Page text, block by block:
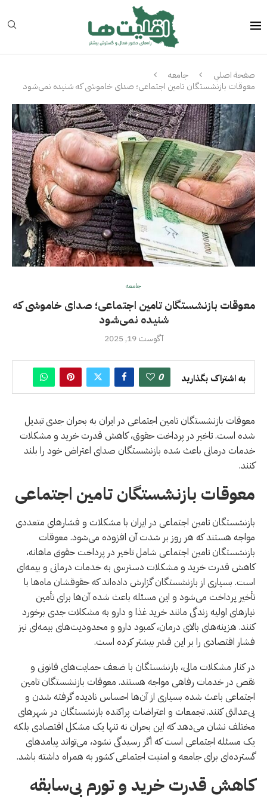
صفحة اصلي
جامعه
معوقات بازنشستگان تامین اجتماعی؛ صدای خاموشی که شنیده نمی‌شود
جامعه
معوقات بازنشستگان تامین اجتماعی؛ صدای خاموشی که
شنیده نمی‌شود
آگوست 19, 2025
به اشتراک بگذارید 0
معوقات بازنشستگان تامین اجتماعی در ایران به بحران جدی تبدیل
شده است. تاخیر در پرداخت حقوق، کاهش قدرت خرید و مشکلات
خدمات درمانی باعث شده بازنشستگان صدای اعتراض خود را بلند
کنند.
معوقات بازنشستگان تامین اجتماعی
بازنشستگان تامین اجتماعی در ایران با مشکلات و فشارهای متعددی
مواجه هستند که هر روز بر شدت آن افزوده می‌شود. معوقات
بازنشستگان تامین اجتماعی شامل تاخیر در پرداخت حقوق ماهانه،
کاهش قدرت خرید و مشکلات دسترسی به خدمات درمانی و بیمه‌ای
است. بسیاری از بازنشستگان گزارش داده‌اند که حقوقشان ماه‌ها با
تأخیر پرداخت می‌شود و این مسئله باعث شده آن‌ها برای تأمین
نیازهای اولیه زندگی مانند خرید غذا و دارو به مشکلات جدی برخورد
کنند. هزینه‌های بالای درمان، کمبود دارو و محدودیت‌های بیمه‌ای نیز
فشار اقتصادی را بر این قشر بیشتر کرده است.
در کنار مشکلات مالی، بازنشستگان با ضعف حمایت‌های قانونی و
نقص در خدمات رفاهی مواجه هستند. معوقات بازنشستگان تامین
اجتماعی باعث شده بسیاری از آن‌ها احساس نادیده گرفته شدن و
بی‌عدالتی کنند. تجمعات و اعتراضات پراکنده بازنشستگان در شهرهای
مختلف نشان می‌دهد که این بحران نه تنها یک مشکل اقتصادی بلکه
یک مسئله اجتماعی است که اگر رسیدگی نشود، می‌تواند پیامدهای
گسترده‌ای برای جامعه و امنیت اجتماعی کشور به همراه داشته باشد.
کاهش قدرت خرید و تورم بی‌سابقه